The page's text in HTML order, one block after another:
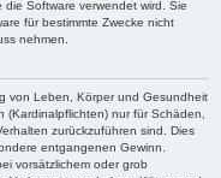
Software verwendet wird. Sie
für bestimmte Zwecke nicht
nehmen.
von Leben, Körper und Gesundheit
(Kardinalpflichten) nur für Schäden,
zurückzuführen sind. Dies
entgangenen Gewinn.
vorsätzlichem oder grob